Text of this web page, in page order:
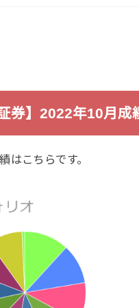
券】2022年10月成
はこちらです。